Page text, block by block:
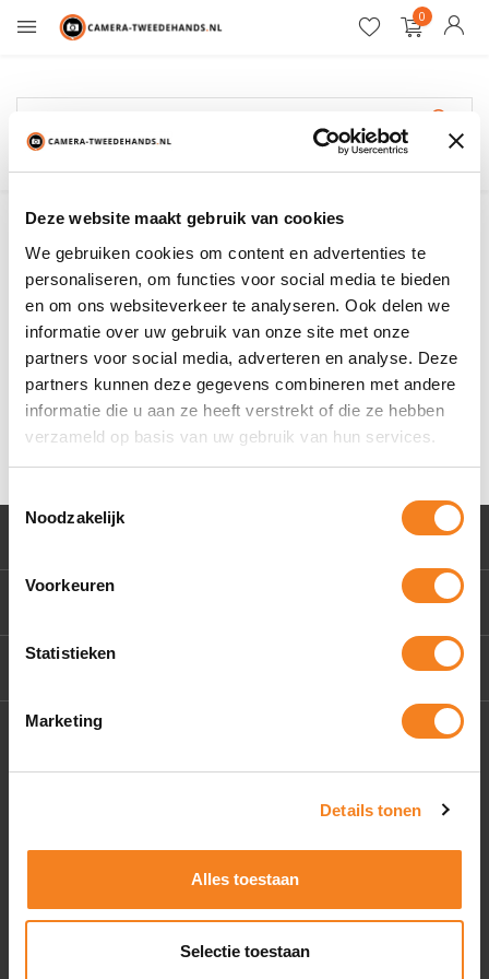
Deze website maakt gebruik van cookies
We gebruiken cookies om content en advertenties te
personaliseren, om functies voor social media te bieden
en om ons websiteverkeer te analyseren. Ook delen we
informatie over uw gebruik van onze site met onze
partners voor social media, adverteren en analyse. Deze
partners kunnen deze gegevens combineren met andere
informatie die u aan ze heeft verstrekt of die ze hebben
verzameld op basis van uw gebruik van hun services.
Noodzakelijk
Voorkeuren
Statistieken
Marketing
Details tonen
Alles toestaan
Selectie toestaan
0
GoPro
Filter
0 producten Toon:
Sorteren op:
Geen producten gevonden!...